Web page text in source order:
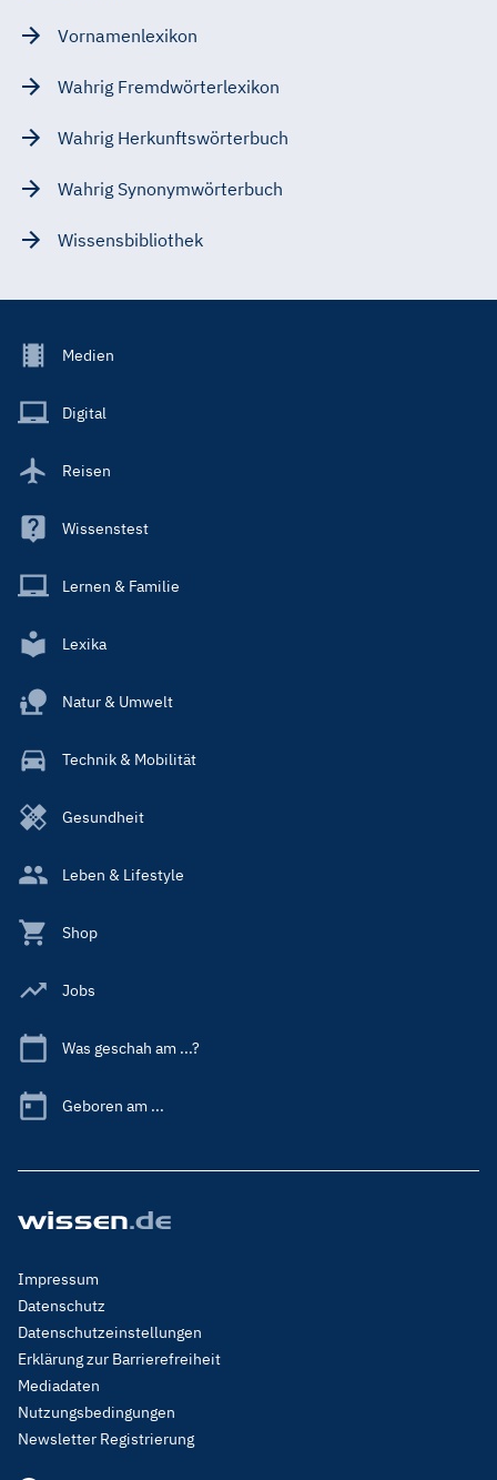
Vornamenlexikon
Wahrig Fremdwörterlexikon
Wahrig Herkunftswörterbuch
Wahrig Synonymwörterbuch
Wissensbibliothek
Footer
Main
Medien
Digital
Reisen
Wissenstest
Lernen & Familie
Lexika
Natur & Umwelt
Technik & Mobilität
Gesundheit
Leben & Lifestyle
Shop
Jobs
Was geschah am ...?
Geboren am ...
Footer
Menu
Legal
Impressum
Datenschutz
Datenschutzeinstellungen
Erklärung zur Barrierefreiheit
Mediadaten
Nutzungsbedingungen
Newsletter Registrierung